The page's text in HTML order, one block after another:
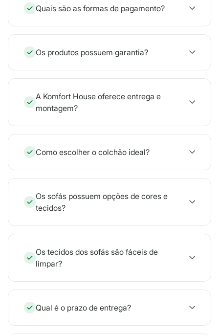
Quais são as formas de pagamento?
Os produtos possuem garantia?
A Komfort House oferece entrega e
montagem?
Como escolher o colchão ideal?
Os sofás possuem opções de cores e
tecidos?
Os tecidos dos sofás são fáceis de
limpar?
Qual é o prazo de entrega?